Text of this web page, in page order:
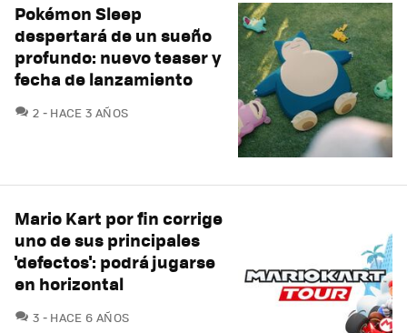
Pokémon Sleep
despertará de un sueño
profundo: nuevo teaser y
fecha de lanzamiento
2 COMENTARIOS
HACE 3 AÑOS
Mario Kart por fin corrige
uno de sus principales
'defectos': podrá jugarse
en horizontal
3 COMENTARIOS
HACE 6 AÑOS